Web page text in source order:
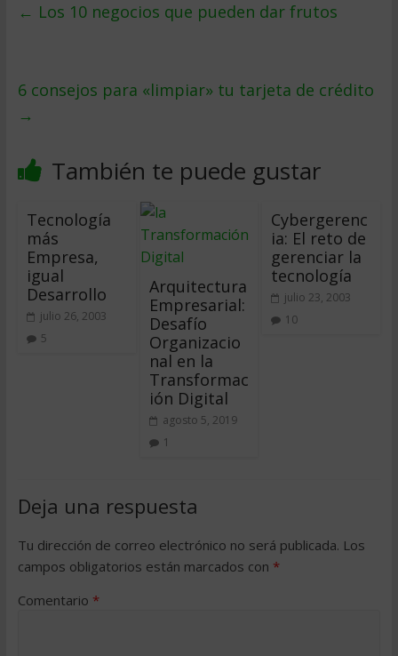
← Los 10 negocios que pueden dar frutos
6 consejos para «limpiar» tu tarjeta de crédito
→
También te puede gustar
Tecnología
más
Empresa,
igual
Desarrollo
julio 26, 2003
5
Arquitectura
Empresarial:
Desafío
Organizacio
nal en la
Transformac
ión Digital
agosto 5, 2019
1
Cybergerenc
ia: El reto de
gerenciar la
tecnología
julio 23, 2003
10
Deja una respuesta
Tu dirección de correo electrónico no será publicada. Los
campos obligatorios están marcados con *
Comentario *